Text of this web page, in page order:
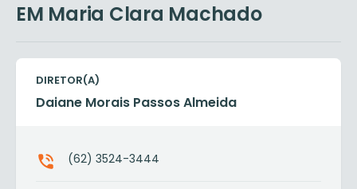
EM Maria Clara Machado
DIRETOR(A)
Daiane Morais Passos Almeida
(62) 3524-3444